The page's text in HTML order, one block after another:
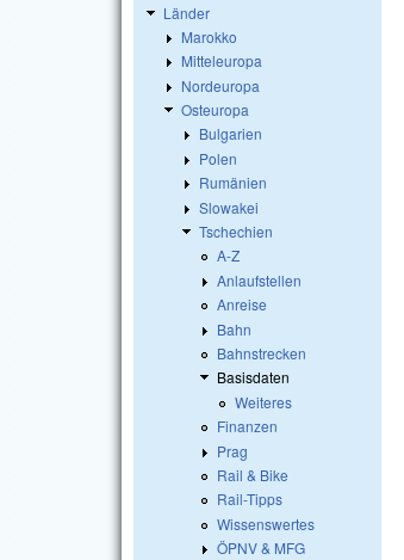
Länder
Marokko
Mitteleuropa
Nordeuropa
Osteuropa
Bulgarien
Polen
Rumänien
Slowakei
Tschechien
A-Z
Anlaufstellen
Anreise
Bahn
Bahnstrecken
Basisdaten
Weiteres
Finanzen
Prag
Rail & Bike
Rail-Tipps
Wissenswertes
ÖPNV & MFG